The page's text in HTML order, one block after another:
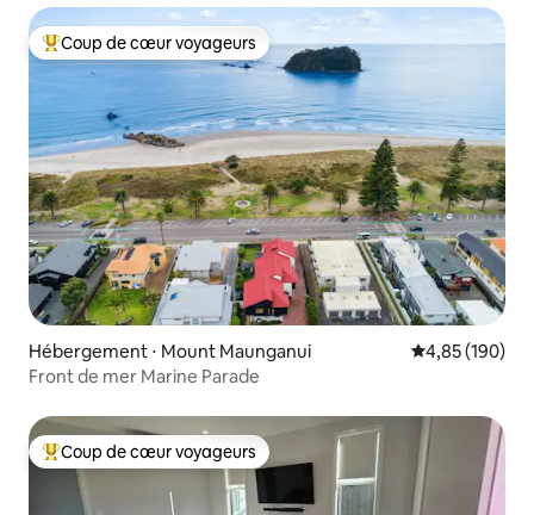
Coups de cœur voyageurs les plus appréciés
Coup de cœur voyageurs
Hébergement ⋅ Mount Maunganui Évaluation
4,85 (190)
Front de mer Marine Parade
Coups de cœur voyageurs les plus appréciés
Coup de cœur voyageurs